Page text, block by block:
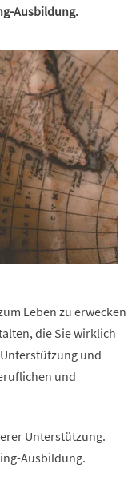
Ausbildung.
Leben zu erwecken
die Sie wirklich
und
und
Unterstützung.
Ausbildung.